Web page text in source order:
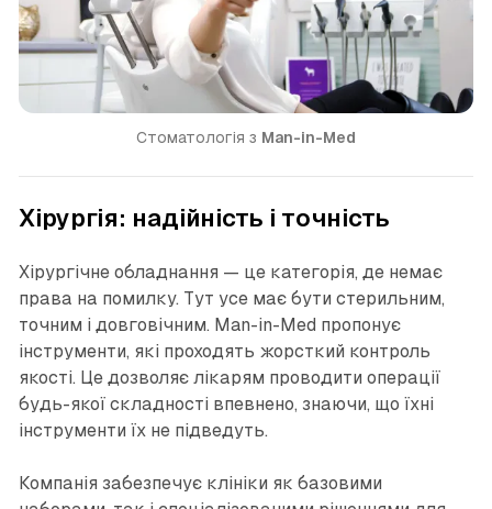
Стоматологія з Man-in-Med
Хірургія: надійність і точність
Хірургічне обладнання — це категорія, де немає
права на помилку. Тут усе має бути стерильним,
точним і довговічним. Man-in-Med пропонує
інструменти, які проходять жорсткий контроль
якості. Це дозволяє лікарям проводити операції
будь-якої складності впевнено, знаючи, що їхні
інструменти їх не підведуть.
Компанія забезпечує клініки як базовими